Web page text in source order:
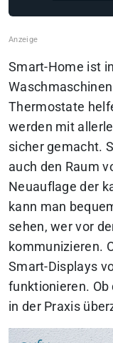
Smart-Home ist
Thermostate
werden mit
sicher gemacht.
auch den Raum
Neuauflage der
kann man
sehen, wer vor
kommunizieren.
Smart-Displays
funktionieren. Ob
in der Praxis